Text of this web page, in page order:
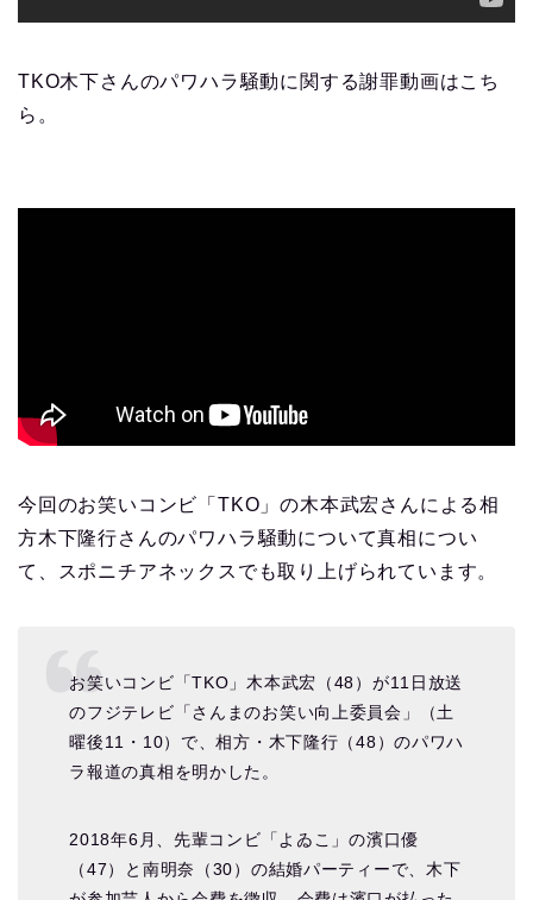
TKO木下さんのパワハラ騒動に関する謝罪動画はこち
ら。
今回のお笑いコンビ「TKO」の木本武宏さんによる相
方木下隆行さんのパワハラ騒動について真相につい
て、スポニチアネックスでも取り上げられています。
お笑いコンビ「TKO」木本武宏（48）が11日放送
のフジテレビ「さんまのお笑い向上委員会」（土
曜後11・10）で、相方・木下隆行（48）のパワハ
ラ報道の真相を明かした。
2018年6月、先輩コンビ「よゐこ」の濱口優
（47）と南明奈（30）の結婚パーティーで、木下